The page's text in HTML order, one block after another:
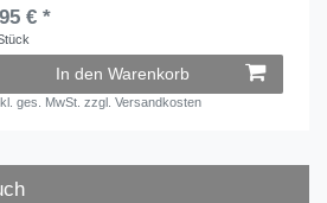
€ *
In den Warenkorb
ges. MwSt. zzgl.Versandkosten